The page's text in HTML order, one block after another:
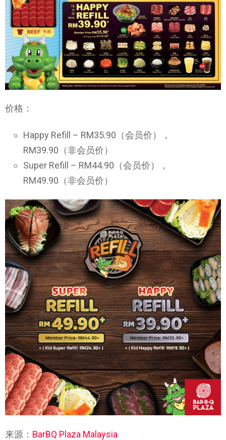
价格：
Happy Refill – RM35.90（会员价），
RM39.90（非会员价）
Super Refill – RM44.90（会员价），
RM49.90（非会员价）
来源： BarBQ Plaza Malaysia